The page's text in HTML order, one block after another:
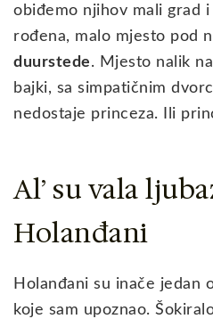
obiđemo njihov mali grad
rođena, malo mjesto pod
duurstede. Mjesto nalik
bajki, sa simpatičnim
nedostaje princeza. Ili
Al’ su vala
Holanđani
Holanđani su inače jedan
koje sam upoznao.